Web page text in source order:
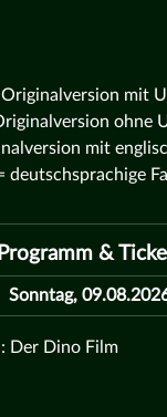
mit
ohne
mit
deutschsprachige
Programm &
Sonntag,
Der Dino Film